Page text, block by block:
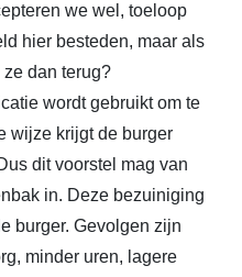
we wel, toeloop
hier besteden, maar als
dan terug?
wordt gebruikt om te
wijze krijgt de burger
dit voorstel mag van
in. Deze bezuiniging
burger. Gevolgen zijn
minder uren, lagere